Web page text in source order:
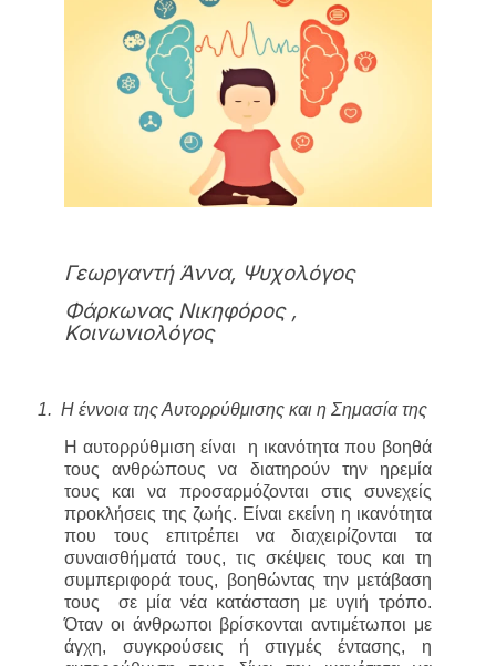
Γεωργαντή Άννα, Ψυχολόγος
Φάρκωνας Νικηφόρος ,
Κοινωνιολόγος
1. Η έννοια της Αυτορρύθμισης και η Σημασία της
Η αυτορρύθμιση είναι η ικανότητα που βοηθά
τους ανθρώπους να διατηρούν την ηρεμία
τους και να προσαρμόζονται στις συνεχείς
προκλήσεις της ζωής. Είναι εκείνη η ικανότητα
που τους επιτρέπει να διαχειρίζονται τα
συναισθήματά τους, τις σκέψεις τους και τη
συμπεριφορά τους, βοηθώντας την μετάβαση
τους σε μία νέα κατάσταση με υγιή τρόπο.
Όταν οι άνθρωποι βρίσκονται αντιμέτωποι με
άγχη, συγκρούσεις ή στιγμές έντασης, η